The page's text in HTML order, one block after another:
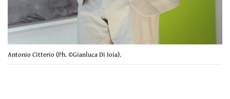
Antonio Citterio (Ph. ©Gianluca Di Ioia).